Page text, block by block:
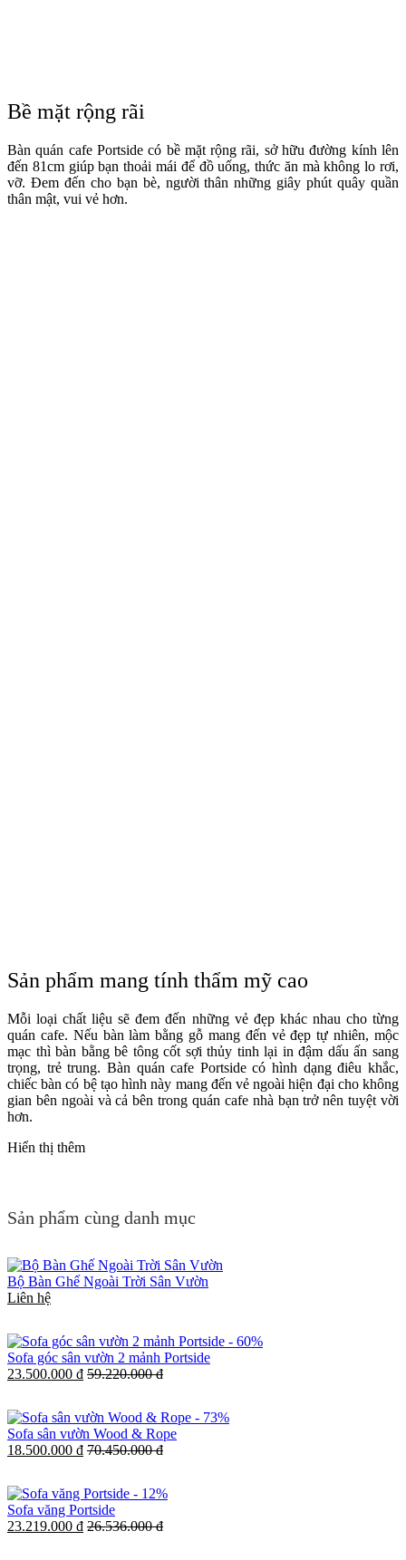
Bề mặt rộng rãi
Bàn quán cafe Portside có bề mặt rộng rãi, sở hữu đường kính lên
đến 81cm giúp bạn thoải mái để đồ uống, thức ăn mà không lo rơi,
vỡ. Đem đến cho bạn bè, người thân những giây phút quây quần
thân mật, vui vẻ hơn.
Sản phẩm mang tính thẩm mỹ cao
Mỗi loại chất liệu sẽ đem đến những vẻ đẹp khác nhau cho từng
quán cafe. Nếu bàn làm bằng gỗ mang đến vẻ đẹp tự nhiên, mộc
mạc thì bàn bằng bê tông cốt sợi thủy tinh lại in đậm dấu ấn sang
trọng, trẻ trung. Bàn quán cafe Portside có hình dạng điêu khắc,
chiếc bàn có bệ tạo hình này mang đến vẻ ngoài hiện đại cho không
gian bên ngoài và cả bên trong quán cafe nhà bạn trở nên tuyệt vời
hơn.
Hiển thị thêm
Sản phẩm cùng danh mục
Bộ Bàn Ghế Ngoài Trời Sân Vườn
Liên hệ
- 60%
Sofa góc sân vườn 2 mảnh Portside
23.500.000 đ 59.220.000 đ
- 73%
Sofa sân vườn Wood & Rope
18.500.000 đ 70.450.000 đ
- 12%
Sofa văng Portside
23.219.000 đ 26.536.000 đ